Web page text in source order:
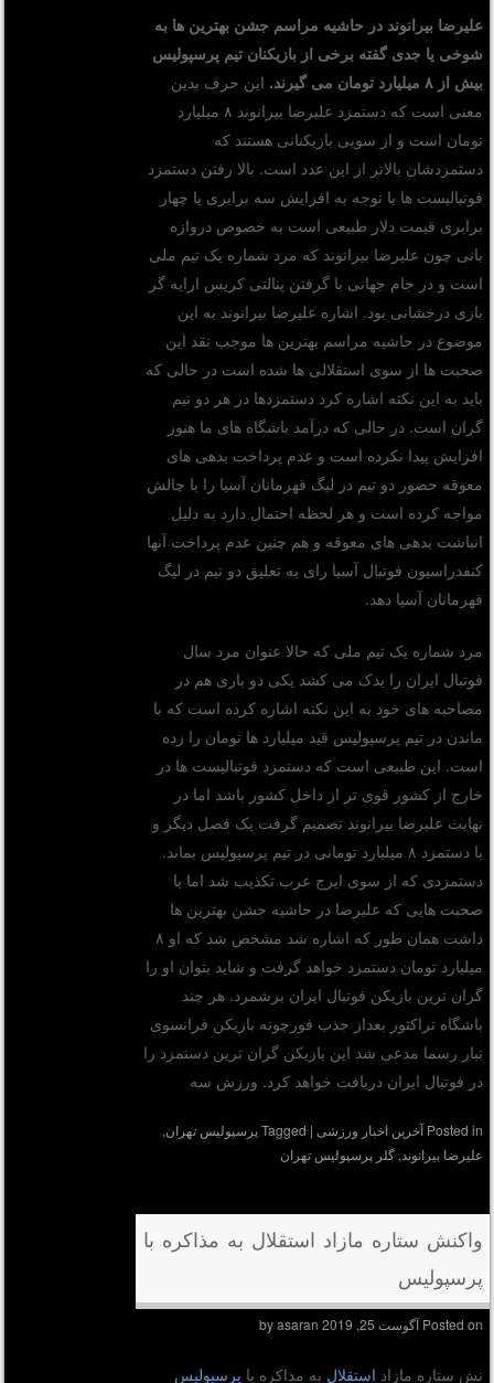
علیرضا بیرانوند در حاشیه مراسم جشن بهترین ها به
شوخی یا جدی گفته برخی از بازیکنان تیم پرسپولیس
بیش از ۸ میلیارد تومان می گیرند.
این حرف بدین
معنی است که دستمزد علیرضا بیرانوند ۸ میلیارد
تومان است و از سویی بازیکنانی هستند که
دستمزدشان بالاتر از این عدد است. بالا رفتن دستمزد
فوتبالیست ها با توجه به افزایش سه برابری یا چهار
برابری قیمت دلار طبیعی است به خصوص دروازه
بانی چون علیرضا بیرانوند که مرد شماره یک تیم ملی
است و در جام جهانی با گرفتن پنالتی کریس ارایه گر
بازی درخشانی بود. اشاره علیرضا بیرانوند به این
موضوع در حاشیه مراسم بهترین ها موجب نقد این
صحبت ها از سوی استقلالی ها شده است در حالی که
باید به این نکته اشاره کرد دستمزدها در هر دو تیم
گران است. در حالی که درآمد باشگاه های ما هنوز
افزایش پیدا نکرده است و عدم پرداخت بدهی های
معوقه حضور دو تیم در لیگ قهرمانان آسیا را با چالش
مواجه کرده است و هر لحظه احتمال دارد به دلیل
انباشت بدهی های معوقه و هم چنین عدم پرداخت آنها
کنفدراسیون فوتبال آسیا رای به تعلیق دو تیم در لیگ
قهرمانان آسیا دهد.
مرد شماره یک تیم ملی که حالا عنوان مرد سال
فوتبال ایران را یدک می کشد یکی دو باری هم در
مصاحبه های خود به این نکته اشاره کرده است که با
ماندن در تیم پرسپولیس قید میلیارد ها تومان را زده
است. این طبیعی است که دستمزد فوتبالیست ها در
خارج از کشور قوی تر از داخل کشور باشد اما در
نهایت علیرضا بیرانوند تصمیم گرفت یک فصل دیگر و
با دستمزد ۸ میلیارد تومانی در تیم پرسپولیس بماند.
دستمزدی که از سوی ایرج عرب تکذیب شد اما با
صحبت هایی که علیرضا در حاشیه جشن بهترین ها
داشت همان طور که اشاره شد مشخص شد که او ۸
میلیارد تومان دستمزد خواهد گرفت و شاید بتوان او را
گران ترین بازیکن فوتبال ایران برشمرد. هر چند
باشگاه تراکتور بعداز جذب فورچونه بازیکن فرانسوی
تبار رسما مدعی شد این بازیکن گران ترین دستمزد را
در فوتبال ایران دریافت خواهد کرد. ورزش سه
Posted inآخرین اخبار ورزشی |
Taggedپرسپولیس تهران,
علیرضا بیرانوند,گلر پرسپولیس تهران
واکنش ستاره مازاد استقلال به مذاکره با
پرسپولیس
Posted onآگوست 25, 2019 by
asaran
نش ستاره مازاداستقلال به مذاکره باپرسپولیس